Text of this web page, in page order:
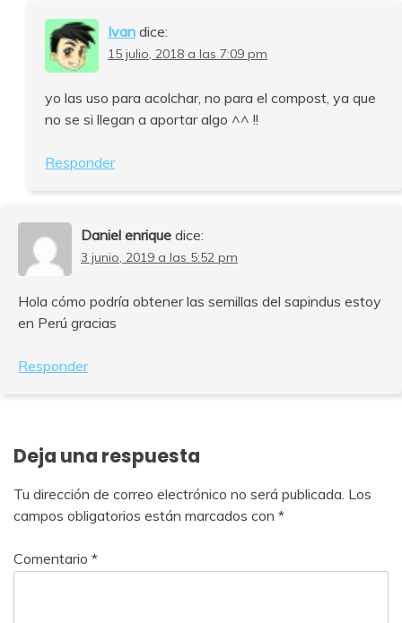
Ivan dice:
15 julio, 2018 a las 7:09 pm
yo las uso para acolchar, no para el compost, ya que
no se si llegan a aportar algo ^^ !!
Responder
Daniel enrique dice:
3 junio, 2019 a las 5:52 pm
Hola cómo podría obtener las semillas del sapindus estoy
en Perú gracias
Responder
Deja una respuesta
Tu dirección de correo electrónico no será publicada. Los
campos obligatorios están marcados con *
Comentario *